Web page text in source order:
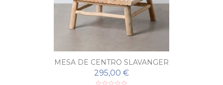
MESA DE CENTRO SLAVANGER
295,00 €